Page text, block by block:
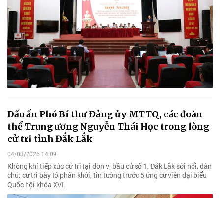
Dấu ấn Phó Bí thư Đảng ủy MTTQ, các đoàn
thể Trung ương Nguyễn Thái Học trong lòng
cử tri tỉnh Đắk Lắk
04/03/2026 14:09
Không khí tiếp xúc cử tri tại đơn vị bầu cử số 1, Đắk Lắk sôi nổi, dân
chủ; cử tri bày tỏ phấn khởi, tin tưởng trước 5 ứng cử viên đại biểu
Quốc hội khóa XVI.